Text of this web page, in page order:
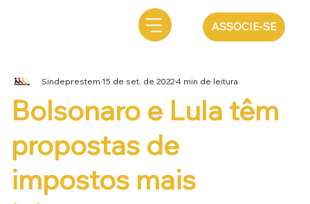
ASSOCIE-SE
Bolsonaro e Lula têm
propostas de
impostos mais
Sindeprestem15 de set. de 20224 min de leitura